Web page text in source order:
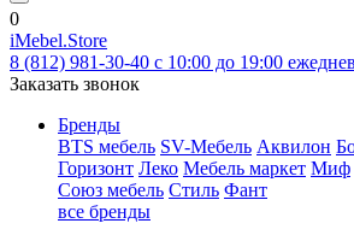
0
iMebel.Store
8 (812) 981-30-40 c 10:00 до 19:00
Заказать звонок
Бренды
BTS мебель SV-Мебель Аквилон
Горизонт Леко Мебель маркет Миф
Союз мебель Стиль Фант
все бренды